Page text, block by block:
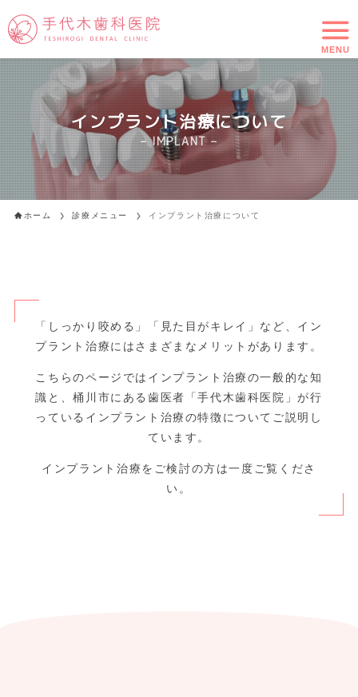
MENU
インプラント治療について
– IMPLANT –
ホーム 診療メニュー インプラント治療について
「しっかり咬める」「見た目がキレイ」など、イン
プラント治療にはさまざまなメリットがあります。
こちらのページではインプラント治療の一般的な知
識と、桶川市にある歯医者「手代木歯科医院」が行
っているインプラント治療の特徴についてご説明し
ています。
インプラント治療をご検討の方は一度ご覧くださ
い。